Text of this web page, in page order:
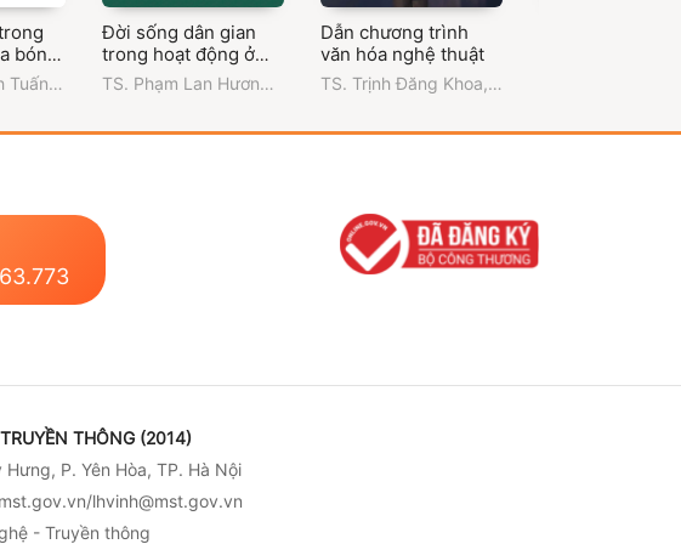
bóng
Tuấn,
Hồ Chí
Đời sống dân gian
trong hoạt động ở
Bảo tàng Thành phố
Hồ Chí Minh
TS. Phạm Lan Hương,
hóa Thành phố Hồ Chí
Dẫn chương trình
văn hóa nghệ thuật
TS. Trịnh Đăng Khoa,
hóa Thành phố Hồ Chí
Nhân,Trường
THÔNG (2014)
P. Yên Hòa, TP. Hà Nội
lhvinh@mst.gov.vn
- Truyền thông